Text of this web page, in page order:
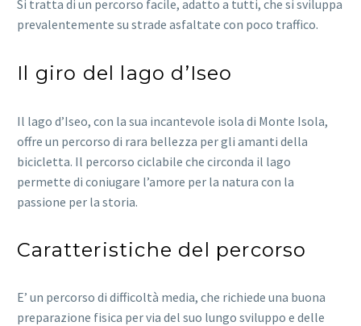
Si tratta di un percorso facile, adatto a tutti, che si sviluppa
prevalentemente su strade asfaltate con poco traffico.
Il giro del lago d’Iseo
Il lago d’Iseo, con la sua incantevole isola di Monte Isola,
offre un percorso di rara bellezza per gli amanti della
bicicletta. Il percorso ciclabile che circonda il lago
permette di coniugare l’amore per la natura con la
passione per la storia.
Caratteristiche del percorso
E’ un percorso di difficoltà media, che richiede una buona
preparazione fisica per via del suo lungo sviluppo e delle